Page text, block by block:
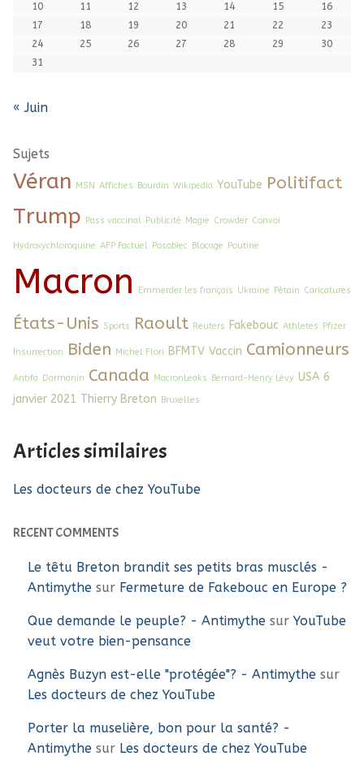
10
11 12 13 14 15
16
17
18 19 20 21 22
23
24
25 26 27 28 29
30
31
« Juin
Sujets
Véran MSN Affiches Bourdin Wikipedia YouTube Politifact
Trump Pass vaccinal Publicité Magie Crowder Convoi
Hydroxychloroquine AFP Factuel Posobiec Blocage Poutine
Macron Emmerder les français Ukraine Pétain Caricatures
États-Unis Sports Raoult Reuters Fakebouc Athletes Pfizer
Insurrection Biden Michel Flori BFMTV Vaccin Camionneurs
Antifa Darmanin Canada MacronLeaks Bernard-Henry Lévy USA 6
janvier 2021 Thierry Breton Bruxelles
Articles similaires
Les docteurs de chez YouTube
RECENT COMMENTS
Le têtu Breton brandit ses petits bras musclés -
Antimythe sur Fermeture de Fakebouc en Europe ?
Que demande le peuple? - Antimythe sur YouTube
veut votre bien-pensance
Agnès Buzyn est-elle "protégée"? - Antimythe sur
Les docteurs de chez YouTube
Porter la muselière, bon pour la santé? -
Antimythe sur Les docteurs de chez YouTube